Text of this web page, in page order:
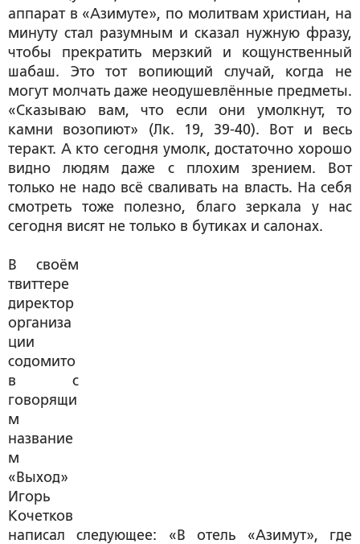
аппарат в «Азимуте», по молитвам христиан, на
минуту стал разумным и сказал нужную фразу,
чтобы прекратить мерзкий и кощунственный
шабаш. Это тот вопиющий случай, когда не
могут молчать даже неодушевлённые предметы.
«Сказываю вам, что если они умолкнут, то
камни возопиют» (Лк. 19, 39-40). Вот и весь
теракт. А кто сегодня умолк, достаточно хорошо
видно людям даже с плохим зрением. Вот
только не надо всё сваливать на власть. На себя
смотреть тоже полезно, благо зеркала у нас
сегодня висят не только в бутиках и салонах.
В своём
твиттере
директор
организа
ции
содомито
в с
говорящи
м
название
м
«Выход»
Игорь
Кочетков
написал следующее: «В отель «Азимут», где